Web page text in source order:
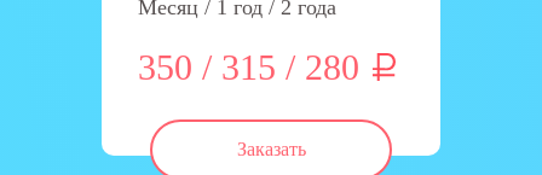
Месяц / 1 год / 2 года
350 / 315 / 280
Заказать